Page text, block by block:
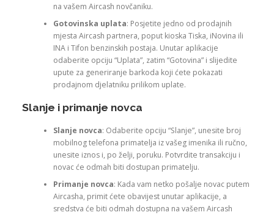
na vašem Aircash novčaniku.
Gotovinska uplata: Posjetite jedno od prodajnih
mjesta Aircash partnera, poput kioska Tiska, iNovina ili
INA i Tifon benzinskih postaja. Unutar aplikacije
odaberite opciju “Uplata”, zatim “Gotovina” i slijedite
upute za generiranje barkoda koji ćete pokazati
prodajnom djelatniku prilikom uplate.
Slanje i primanje novca
Slanje novca: Odaberite opciju “Slanje”, unesite broj
mobilnog telefona primatelja iz vašeg imenika ili ručno,
unesite iznos i, po želji, poruku. Potvrdite transakciju i
novac će odmah biti dostupan primatelju.
Primanje novca: Kada vam netko pošalje novac putem
Aircasha, primit ćete obavijest unutar aplikacije, a
sredstva će biti odmah dostupna na vašem Aircash